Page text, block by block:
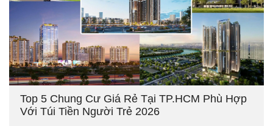
Top 5 Chung Cư Giá Rẻ Tại TP.HCM Phù Hợp
Với Túi Tiền Người Trẻ 2026